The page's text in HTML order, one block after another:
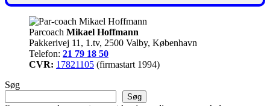
Parcoach Mikael Hoffmann
Pakkerivej 11, 1.tv, 2500 Valby, København
Telefon: 21 79 18 50
CVR: 17821105 (firmastart 1994)
Søg
Søg